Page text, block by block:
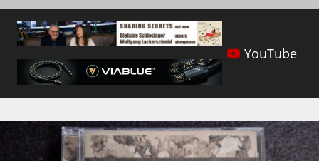
YouTube